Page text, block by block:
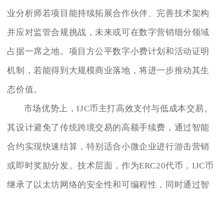
业分析师若项目能持续拓展合作伙伴、完善技术架构
并应对监管合规挑战，未来或可在数字营销细分领域
占据一席之地。项目方公平数字小费计划和活动证明
机制，若能得到大规模商业落地，将进一步推动其生
态价值。
市场优势上，IJC币主打高效支付与低成本交易。
其设计避免了传统跨境交易的高额手续费，通过智能
合约实现快速结算，特别适合小微企业进行游击营销
或即时奖励分发。技术层面，作为ERC20代币，IJC币
继承了以太坊网络的安全性和可编程性，同时通过智